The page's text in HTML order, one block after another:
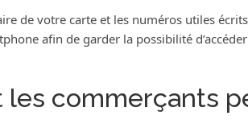
de votre carte et les numéros utiles
afin de garder la possibilité
les commerçants